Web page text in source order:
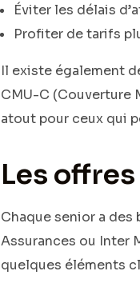
Éviter les délais
Profiter de tarifs
Il existe également
CMU-C (Couverture
atout pour ceux qui
Les
Chaque senior a
Assurances ou Inter
quelques éléments